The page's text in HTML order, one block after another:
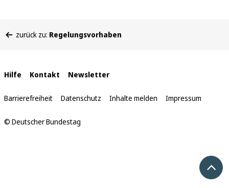
befinden
zurück zu: Regelungsvorhaben
Interne
Links
Hilfe Kontakt Newsletter
Barrierefreiheit Datenschutz Inhalte melden Impressum
© Deutscher Bundestag